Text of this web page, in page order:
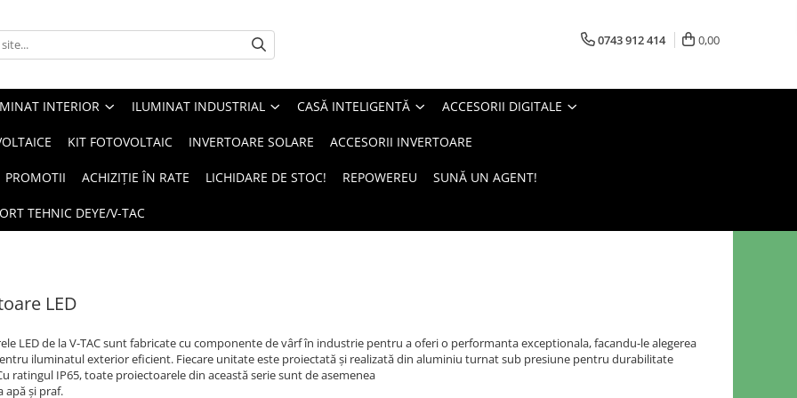
0743 912 414 0,00
INTERIOR ILUMINAT INDUSTRIAL CASĂ INTELIGENTĂ ACCESORII DIGITALE
KIT FOTOVOLTAIC INVERTOARE SOLARE ACCESORII INVERTOARE
PROMOTII ACHIZIȚIE ÎN RATE LICHIDARE DE STOC! REPOWEREU SUNĂ UN AGENT!
TEHNIC DEYE/V-TAC
LED
LED de la V-TAC sunt fabricate cu componente de vârf în industrie pentru a oferi o performanta exceptionala, facandu-le alegerea
iluminatul exterior eficient. Fiecare unitate este proiectată și realizată din aluminiu turnat sub presiune pentru durabilitate
ratingul IP65, toate proiectoarele din această serie sunt de asemenea
apă și praf.